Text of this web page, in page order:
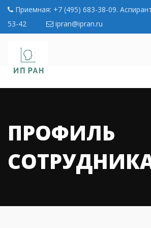
Приемная: +7 (495) 683-38-09.
53-42
ipran@ipran.ru
ПРОФИЛЬ